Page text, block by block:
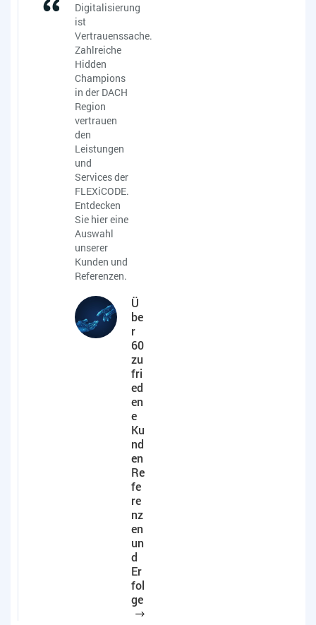
Digitalisierung
ist
Vertrauenssache.
Zahlreiche
Hidden
Champions
in der DACH
Region
vertrauen
den
Leistungen
und
Services der
FLEXiCODE.
Entdecken
Sie hier eine
Auswahl
unserer
Kunden und
Referenzen.
Ü
be
r
60
zu
fri
ed
en
e
Ku
nd
en
Re
fe
re
nz
en
un
d
Er
fol
ge